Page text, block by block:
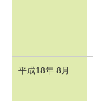
平成18年 8月